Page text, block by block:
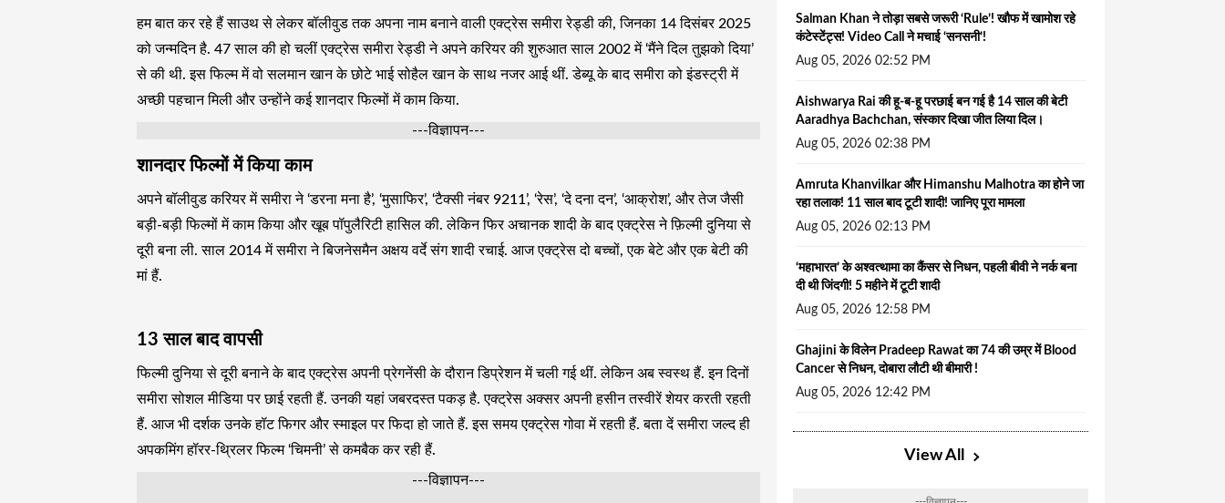
हम बात कर रहे हैं साउथ से लेकर बॉलीवुड तक अपना नाम बनाने वाली एक्ट्रेस समीरा रेड्डी की, जिनका 14 दिसंबर 2025
को जन्मदिन है. 47 साल की हो चलीं एक्ट्रेस समीरा रेड्डी ने अपने करियर की शुरुआत साल 2002 में ‘मैंने दिल तुझको दिया’
से की थी. इस फिल्म में वो सलमान खान के छोटे भाई सोहैल खान के साथ नजर आई थीं. डेब्यू के बाद समीरा को इंडस्ट्री में
अच्छी पहचान मिली और उन्होंने कई शानदार फिल्मों में काम किया.
---विज्ञापन---
शानदार फिल्मों में किया काम
अपने बॉलीवुड करियर में समीरा ने ‘डरना मना है’, ‘मुसाफिर’, ‘टैक्सी नंबर 9211’, ‘रेस’, ‘दे दना दन’, ‘आक्रोश’, और तेज जैसी
बड़ी-बड़ी फिल्मों में काम किया और खूब पॉपुलैरिटी हासिल की. लेकिन फिर अचानक शादी के बाद एक्ट्रेस ने फ़िल्मी दुनिया से
दूरी बना ली. साल 2014 में समीरा ने बिजनेसमैन अक्षय वर्दे संग शादी रचाई. आज एक्ट्रेस दो बच्चों, एक बेटे और एक बेटी की
मां हैं.
13 साल बाद वापसी
फिल्मी दुनिया से दूरी बनाने के बाद एक्ट्रेस अपनी प्रेगनेंसी के दौरान डिप्रेशन में चली गई थीं. लेकिन अब स्वस्थ हैं. इन दिनों
समीरा सोशल मीडिया पर छाई रहती हैं. उनकी यहां जबरदस्त पकड़ है. एक्ट्रेस अक्सर अपनी हसीन तस्वीरें शेयर करती रहती
हैं. आज भी दर्शक उनके हॉट फिगर और स्माइल पर फिदा हो जाते हैं. इस समय एक्ट्रेस गोवा में रहती हैं. बता दें समीरा जल्द ही
अपकमिंग हॉरर-थ्रिलर फिल्म ‘चिमनी’ से कमबैक कर रही हैं.
---विज्ञापन---
Salman Khan ने तोड़ा सबसे जरूरी ‘Rule’! खौफ में खामोश रहे
कंटेस्टेंट्स! Video Call ने मचाई ‘सनसनी’!
Aug 05, 2026 02:52 PM
Aishwarya Rai की हू-ब-हू परछाई बन गई है 14 साल की बेटी
Aaradhya Bachchan, संस्कार दिखा जीत लिया दिल।
Aug 05, 2026 02:38 PM
Amruta Khanvilkar और Himanshu Malhotra का होने जा
रहा तलाक! 11 साल बाद टूटी शादी! जानिए पूरा मामला
Aug 05, 2026 02:13 PM
‘महाभारत’ के अश्वत्थामा का कैंसर से निधन, पहली बीवी ने नर्क बना
दी थी जिंदगी! 5 महीने में टूटी शादी
Aug 05, 2026 12:58 PM
Ghajini के विलेन Pradeep Rawat का 74 की उम्र में Blood
Cancer से निधन, दोबारा लौटी थी बीमारी !
Aug 05, 2026 12:42 PM
View All